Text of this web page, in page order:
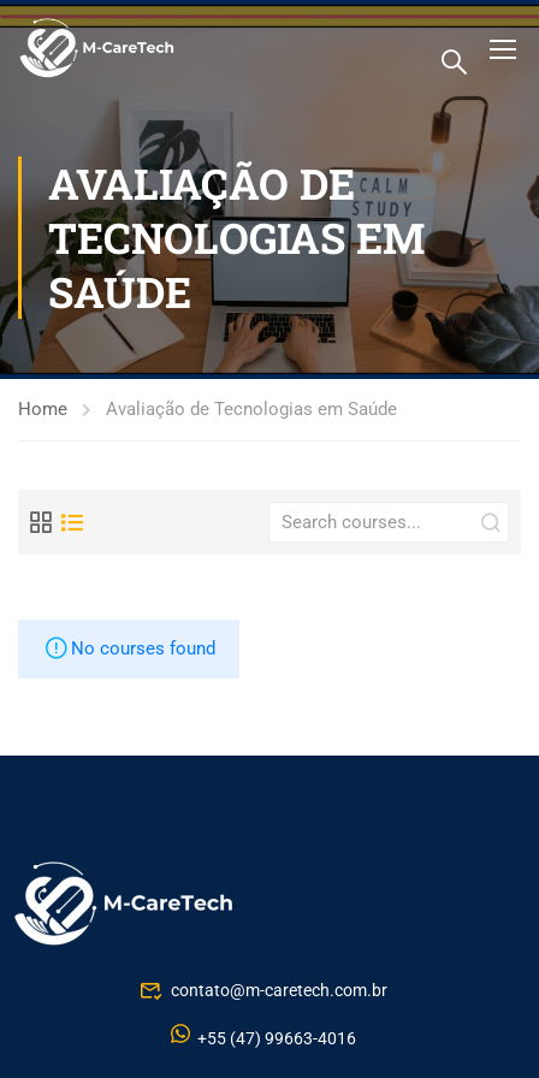
AVALIAÇÃO DE
TECNOLOGIAS EM
SAÚDE
Home Avaliação de Tecnologias em Saúde
No courses found
contato@m-caretech.com.br
+55 (47) 99663-4016